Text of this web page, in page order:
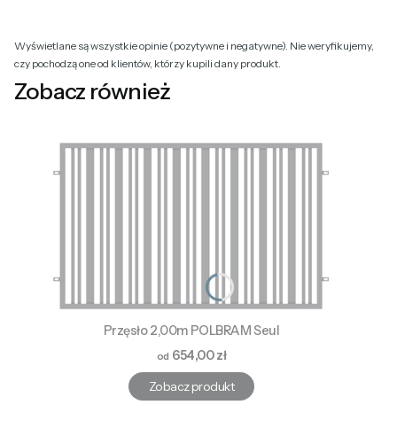
Wyświetlane są wszystkie opinie (pozytywne i negatywne). Nie weryfikujemy,
czy pochodzą one od klientów, którzy kupili dany produkt.
Zobacz również
Przęsło 2,00m POLBRAM Seul
Cena654,00 zł
Zobacz produkt